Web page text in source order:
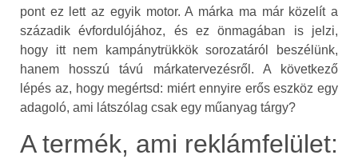
pont ez lett az egyik motor. A márka ma már közelít a
századik évfordulójához, és ez önmagában is jelzi,
hogy itt nem kampánytrükkök sorozatáról beszélünk,
hanem hosszú távú márkatervezésről. A következő
lépés az, hogy megértsd: miért ennyire erős eszköz egy
adagoló, ami látszólag csak egy műanyag tárgy?
A termék, ami reklámfelület: